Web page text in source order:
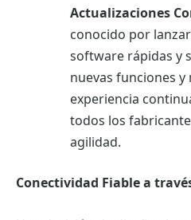
Actualizaciones
conocido por
software rápidas y
nuevas funciones
experiencia
todos los
agilidad.
Conectividad Fiable a